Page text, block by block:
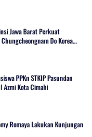
Jawa Barat Perkuat
Do Korea
PPKn STKIP Pasundan
Azmi Kota Cimahi
Romaya Lakukan Kunjungan